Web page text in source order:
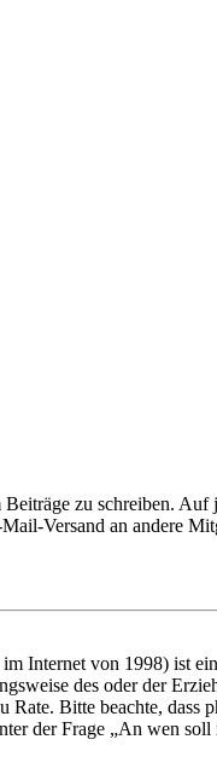
zu schreiben. Auf
Versand an andere
Internet von 1998) ist
des oder der
Bitte beachte, dass
der Frage „An wen